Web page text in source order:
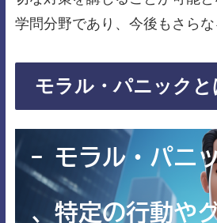
学問分野であり、今後もさら
モラル・パニックと